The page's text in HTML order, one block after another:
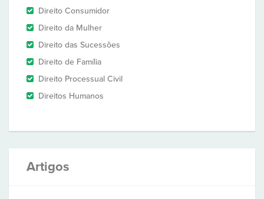
Direito Consumidor
Direito da Mulher
Direito das Sucessões
Direito de Família
Direito Processual Civil
Direitos Humanos
Artigos